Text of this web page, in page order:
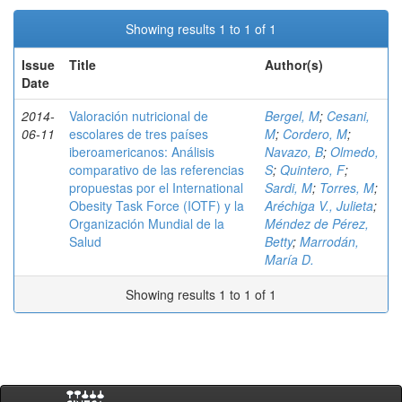
Showing results 1 to 1 of 1
Issue
Date
Title Author(s)
2014-
06-11
Valoración nutricional de
escolares de tres países
iberoamericanos: Análisis
comparativo de las referencias
propuestas por el International
Obesity Task Force (IOTF) y la
Organización Mundial de la
Salud
Bergel, M; Cesani,
M; Cordero, M;
Navazo, B; Olmedo,
S; Quintero, F;
Sardi, M; Torres, M;
Aréchiga V., Julieta;
Méndez de Pérez,
Betty; Marrodán,
María D.
Showing results 1 to 1 of 1